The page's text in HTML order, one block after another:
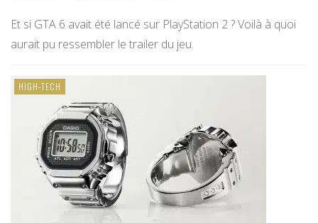
Et si GTA 6 avait été lancé sur PlayStation 2 ? Voilà à quoi
aurait pu ressembler le trailer du jeu.
HIGH-TECH